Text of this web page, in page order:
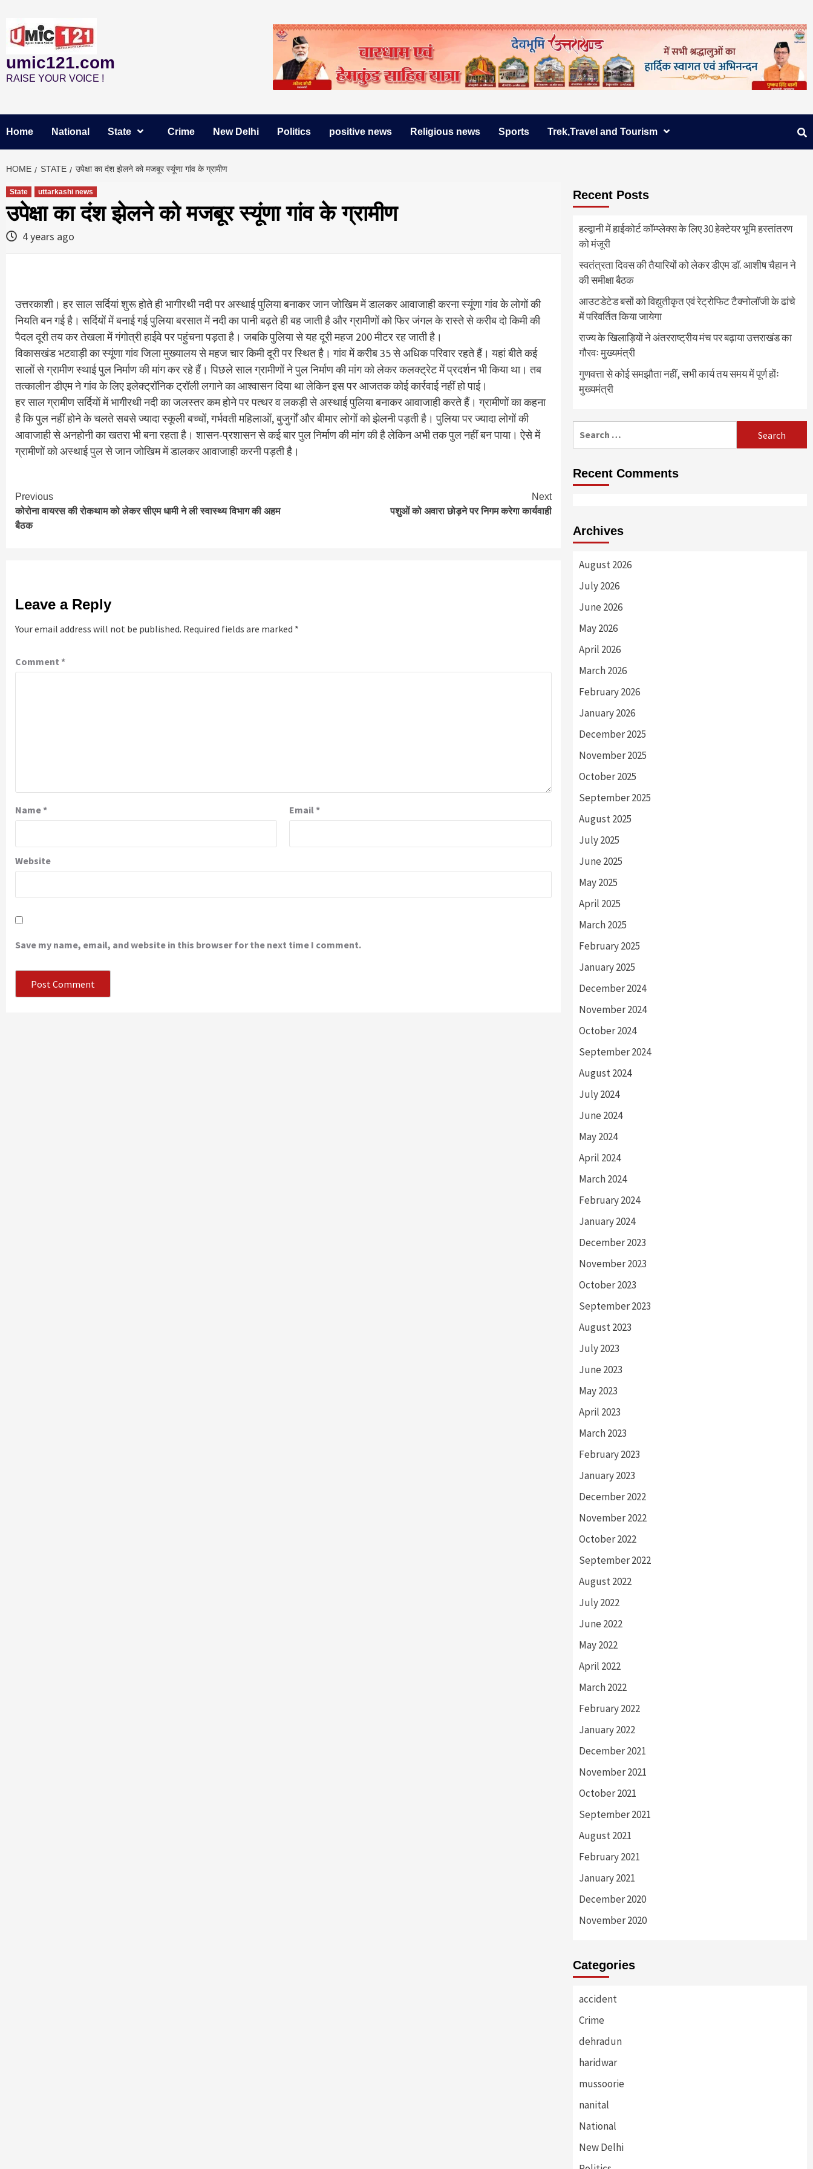
content
umic121.com
RAISE YOUR VOICE !
Home National State Crime New Delhi Politics positive news Religious news Sports Trek,Travel and Tourism
HOME STATE उपेक्षा का दंश झेलने को मजबूर स्यूंणा गांव के ग्रामीण
State uttarkashi news
उपेक्षा का दंश झेलने को मजबूर स्यूंणा गांव के ग्रामीण
4 years ago
उत्तरकाशी। हर साल सर्दियां शुरू होते ही भागीरथी नदी पर अस्थाई पुलिया बनाकर जान जोखिम में डालकर आवाजाही करना स्यूंणा गांव के लोगों की
नियति बन गई है। सर्दियों में बनाई गई पुलिया बरसात में नदी का पानी बढ़ते ही बह जाती है और ग्रामीणों को फिर जंगल के रास्ते से करीब दो किमी की
पैदल दूरी तय कर तेखला में गंगोत्री हाईवे पर पहुंचना पड़ता है। जबकि पुलिया से यह दूरी महज 200 मीटर रह जाती है।
विकासखंड भटवाड़ी का स्यूंणा गांव जिला मुख्यालय से महज चार किमी दूरी पर स्थित है। गांव में करीब 35 से अधिक परिवार रहते हैं। यहां बीते कई
सालों से ग्रामीण स्थाई पुल निर्माण की मांग कर रहे हैं। पिछले साल ग्रामीणों ने पुल निर्माण की मांग को लेकर कलक्ट्रेट में प्रदर्शन भी किया था। तब
तत्कालीन डीएम ने गांव के लिए इलेक्ट्रॉनिक ट्रॉली लगाने का आश्वासन दिया था लेकिन इस पर आजतक कोई कार्रवाई नहीं हो पाई।
हर साल ग्रामीण सर्दियों में भागीरथी नदी का जलस्तर कम होने पर पत्थर व लकड़ी से अस्थाई पुलिया बनाकर आवाजाही करते हैं। ग्रामीणों का कहना
है कि पुल नहीं होने के चलते सबसे ज्यादा स्कूली बच्चों, गर्भवती महिलाओं, बुजुर्गों और बीमार लोगों को झेलनी पड़ती है। पुलिया पर ज्यादा लोगों की
आवाजाही से अनहोनी का खतरा भी बना रहता है। शासन-प्रशासन से कई बार पुल निर्माण की मांग की है लेकिन अभी तक पुल नहीं बन पाया। ऐसे में
ग्रामीणों को अस्थाई पुल से जान जोखिम में डालकर आवाजाही करनी पड़ती है।
Continue
Reading
Previous
कोरोना वायरस की रोकथाम को लेकर सीएम धामी ने ली स्वास्थ्य विभाग की अहम
बैठक
Next
पशुओं को अवारा छोड़ने पर निगम करेगा कार्यवाही
Leave a Reply
Your email address will not be published. Required fields are marked *
Comment *
Name* Email*
Website
Save my name, email, and website in this browser for the next time I comment.
Recent Posts
हल्द्वानी में हाईकोर्ट कॉम्प्लेक्स के लिए 30 हेक्टेयर भूमि हस्तांतरण
को मंजूरी
स्वतंत्रता दिवस की तैयारियों को लेकर डीएम डॉ. आशीष चैहान ने
की समीक्षा बैठक
आउटडेटेड बसों को विद्युतीकृत एवं रेट्रोफिट टैक्नोलाॅजी के ढांचे
में परिवर्तित किया जायेगा
राज्य के खिलाड़ियों ने अंतरराष्ट्रीय मंच पर बढ़ाया उत्तराखंड का
गौरवः मुख्यमंत्री
गुणवत्ता से कोई समझौता नहीं, सभी कार्य तय समय में पूर्ण होंः
मुख्यमंत्री
Recent Comments
Archives
August 2026
July 2026
June 2026
May 2026
April 2026
March 2026
February 2026
January 2026
December 2025
November 2025
October 2025
September 2025
August 2025
July 2025
June 2025
May 2025
April 2025
March 2025
February 2025
January 2025
December 2024
November 2024
October 2024
September 2024
August 2024
July 2024
June 2024
May 2024
April 2024
March 2024
February 2024
January 2024
December 2023
November 2023
October 2023
September 2023
August 2023
July 2023
June 2023
May 2023
April 2023
March 2023
February 2023
January 2023
December 2022
November 2022
October 2022
September 2022
August 2022
July 2022
June 2022
May 2022
April 2022
March 2022
February 2022
January 2022
December 2021
November 2021
October 2021
September 2021
August 2021
February 2021
January 2021
December 2020
November 2020
Categories
accident
Crime
dehradun
haridwar
mussoorie
nanital
National
New Delhi